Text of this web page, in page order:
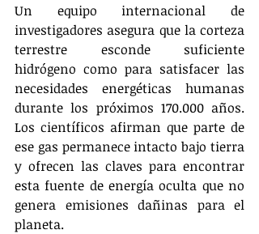
Un equipo internacional de
investigadores asegura que la corteza
terrestre esconde suficiente
hidrógeno como para satisfacer las
necesidades energéticas humanas
durante los próximos 170.000 años.
Los científicos afirman que parte de
ese gas permanece intacto bajo tierra
y ofrecen las claves para encontrar
esta fuente de energía oculta que no
genera emisiones dañinas para el
planeta.